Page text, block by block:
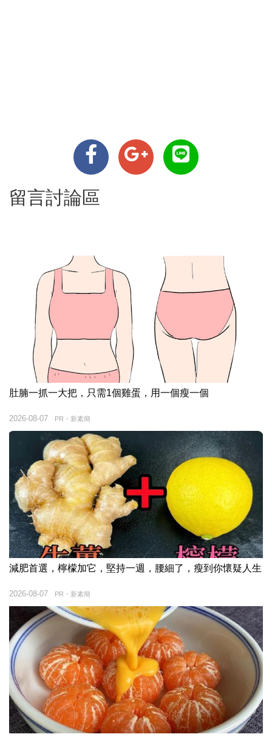
留言討論區
肚腩一抓一大把，只需1個雞蛋，用一個瘦一個
PR・新素簡
2026-08-07
減肥首選，檸檬加它，堅持一週，腰細了，瘦到你懷疑人生
PR・新素簡
2026-08-07